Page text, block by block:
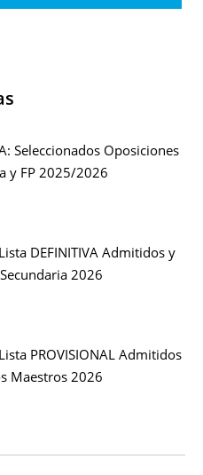
Seleccionados Oposiciones
y FP 2025/2026
DEFINITIVA Admitidos y
2026
PROVISIONAL Admitidos
Maestros 2026